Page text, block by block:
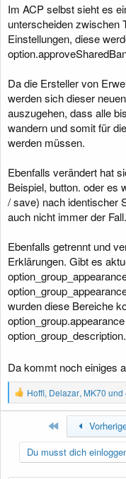
Im ACP selbst sieht es
unterscheiden zwischen
Einstellungen, diese
Da die Ersteller von
werden sich dieser
auszugehen, dass alle
wandern und somit für
werden müssen.
Ebenfalls verändert hat
Beispiel, button. oder es
/ save) nach identischer
auch nicht immer der Fall.
Ebenfalls getrennt und
Erklärungen. Gibt es
wurden diese Bereiche
Da kommt noch einiges
R
e
a
i
o
Hoffi, Delazar, MK70 und
Erste
Du musst dich